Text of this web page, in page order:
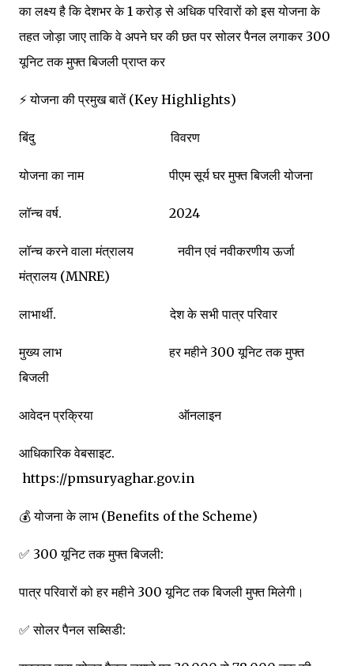
का लक्ष्य है कि देशभर के 1 करोड़ से अधिक परिवारों को इस योजना के
तहत जोड़ा जाए ताकि वे अपने घर की छत पर सोलर पैनल लगाकर 300
यूनिट तक मुफ्त बिजली प्राप्त कर
⚡ योजना की प्रमुख बातें (Key Highlights)
बिंदु विवरण
योजना का नाम पीएम सूर्य घर मुफ्त बिजली योजना
लॉन्च वर्ष. 2024
लॉन्च करने वाला मंत्रालय नवीन एवं नवीकरणीय ऊर्जा
मंत्रालय (MNRE)
लाभार्थी. देश के सभी पात्र परिवार
मुख्य लाभ हर महीने 300 यूनिट तक मुफ्त
बिजली
आवेदन प्रक्रिया ऑनलाइन
आधिकारिक वेबसाइट.
https://pmsuryaghar.gov.in
💰 योजना के लाभ (Benefits of the Scheme)
✅ 300 यूनिट तक मुफ्त बिजली:
पात्र परिवारों को हर महीने 300 यूनिट तक बिजली मुफ्त मिलेगी।
✅ सोलर पैनल सब्सिडी: